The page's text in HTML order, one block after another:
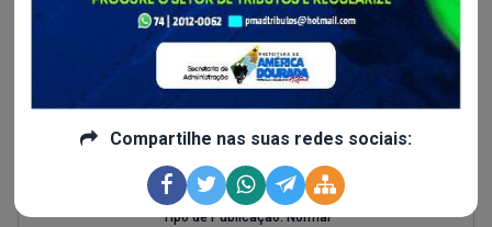
Compartilhe nas suas redes sociais:
Plano Plurianual - PPA - Quadriênio 2022-2025
Data da Publicação: 21/12/2021
Edição do Diário: 0
Tipo de Publicação: Normal
Atualizado em: 30/01/2024 às 20h25
Plano Plurianual - PPA - Quadriênio 2018-2021
Data da Publicação: 11/12/2017
Edição do Diário: Não informada
Tipo de Publicação: Normal